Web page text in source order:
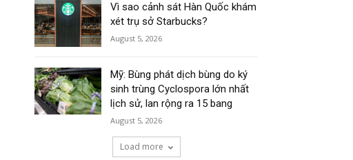
Vì sao cảnh sát Hàn Quốc khám
xét trụ sở Starbucks?
August 5, 2026
Mỹ: Bùng phát dịch bùng do ký
sinh trùng Cyclospora lớn nhất
lịch sử, lan rộng ra 15 bang
August 5, 2026
Load more